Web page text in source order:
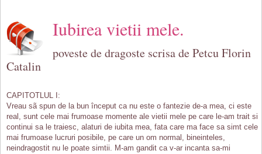
Iubirea vietii mele.
poveste de dragoste scrisa de Petcu Florin
Catalin
CAPITOTLUL I:
Vreau sã spun de la bun început ca nu este o fantezie de-a mea, ci este
real, sunt cele mai frumoase momente ale vietii mele pe care le-am trait si
continui sa le traiesc, alaturi de iubita mea, fata care ma face sa simt cele
mai frumoase lucruri posibile, pe care un om normal, bineinteles,
neindragostit nu le poate simtii. M-am gandit ca v-ar incanta sa-mi